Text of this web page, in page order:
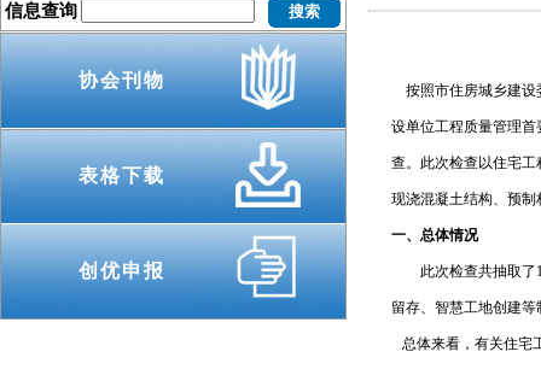
信息查询
协会刊物
表格下载
创优申报
按照市住房城乡建设
设单位工程质量管理
查。此次检查以住宅
现浇混凝土结构、预
一、总体情况
此次检查共抽取了16
留存、智慧工地创建
总体来看，有关住宅